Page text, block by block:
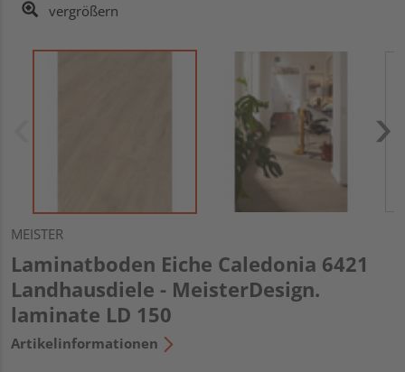
vergrößern
MEISTER
Laminatboden Eiche Caledonia 6421
Landhausdiele - MeisterDesign.
laminate LD 150
Artikelinformationen